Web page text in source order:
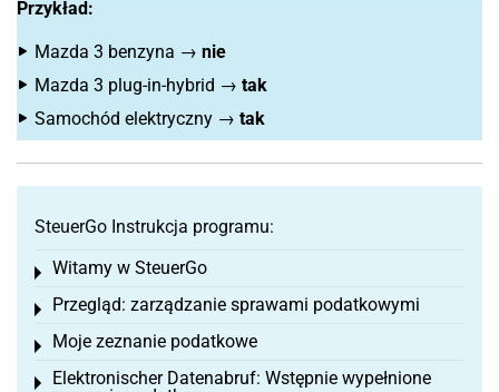
Przykład:
Mazda 3 benzyna → nie
Mazda 3 plug-in-hybrid → tak
Samochód elektryczny → tak
SteuerGo Instrukcja programu:
Witamy w SteuerGo
Toggle menu
Przegląd: zarządzanie sprawami podatkowymi
Toggle menu
Moje zeznanie podatkowe
Toggle menu
Elektronischer Datenabruf: Wstępnie wypełnione
Toggle menu